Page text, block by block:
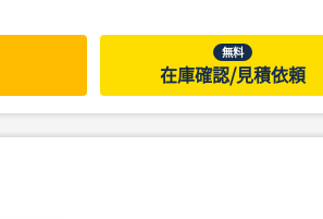
無料
在庫確認/見積依頼